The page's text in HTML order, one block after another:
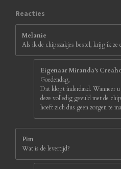
8
r
Reacties
Melanie
Als ik de chipszakjes bestel, krijg ik ze
Eigenaar Miranda's
Goedendag,
Dat klopt inderdaad. Wanneer
deze volledig gevuld met de
hoeft zich dus geen zorgen te
Pim
Wat is de levertijd?